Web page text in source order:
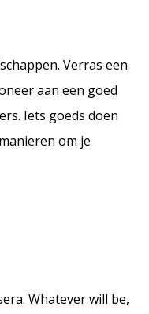
Verras een
aan een goed
Iets goeds doen
om je
Whatever will be,